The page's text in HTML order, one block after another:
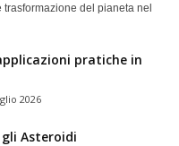
trasformazione del pianeta nel
pratiche in
2026
Asteroidi